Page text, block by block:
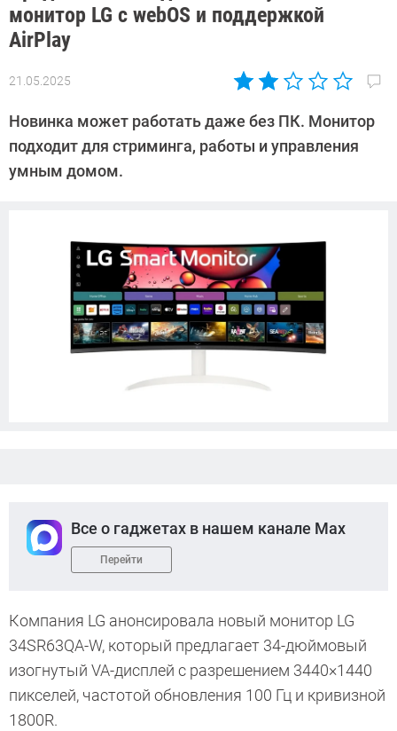
монитор LG с webOS и поддержкой
AirPlay
21.05.2025
Автор:
Довлатова
Новинка может работать даже без ПК. Монитор
подходит для стриминга, работы и управления
умным домом.
Все о гаджетах в нашем канале Max
Перейти
Компания LG анонсировала новый монитор LG
34SR63QA-W, который предлагает 34-дюймовый
изогнутый VA-дисплей с разрешением 3440×1440
пикселей, частотой обновления 100 Гц и кривизной
1800R.